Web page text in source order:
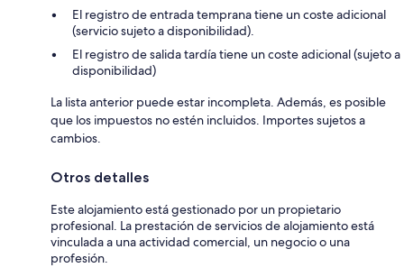
El registro de entrada temprana tiene un coste adicional
(servicio sujeto a disponibilidad).
El registro de salida tardía tiene un coste adicional (sujeto a
disponibilidad)
La lista anterior puede estar incompleta. Además, es posible
que los impuestos no estén incluidos. Importes sujetos a
cambios.
Otros detalles
Este alojamiento está gestionado por un propietario
profesional. La prestación de servicios de alojamiento está
vinculada a una actividad comercial, un negocio o una
profesión.